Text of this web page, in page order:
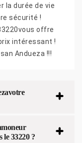
la durée de vie
sécurité !
offre
intéressant !
Andueza !!!
le 33220 ?